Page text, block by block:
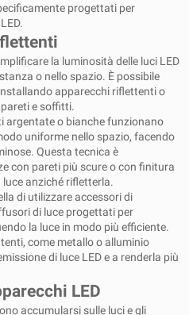
progettati per
la luminosità delle luci LED
o nello spazio. È possibile
apparecchi riflettenti o
e soffitti.
argentate o bianche funzionano
uniforme nello spazio, facendo
Questa tecnica è
con pareti più scure o con finitura
anziché rifletterla.
di utilizzare accessori di
di luce progettati per
la luce in modo più efficiente.
come metallo o alluminio
di luce LED e a renderla più
LED
accumularsi sulle luci e gli